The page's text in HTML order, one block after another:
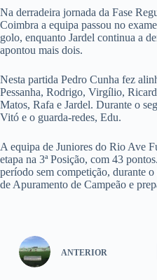
Na derradeira jornada da Fase
Coimbra a equipa passou no
golo, enquanto Jardel continua a
apontou mais dois.
Nesta partida Pedro Cunha fez
Pessanha, Rodrigo, Virgílio,
Matos, Rafa e Jardel. Durante o
Vitó e o guarda-redes, Edu.
A equipa de Juniores do Rio Ave
etapa na 3ª Posição, com 43
período sem competição, durante
de Apuramento de Campeão e
ANTERIOR